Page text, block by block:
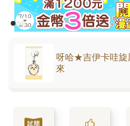
呀哈★吉伊卡哇旋
來